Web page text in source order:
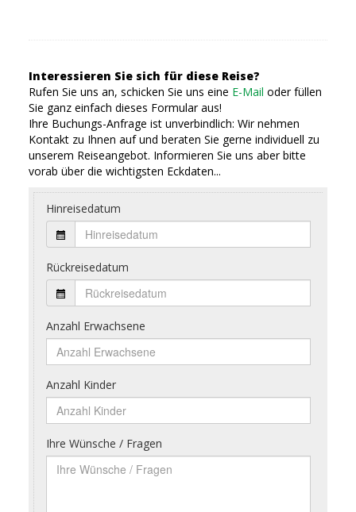
Interessieren Sie sich für diese Reise?
Rufen Sie uns an, schicken Sie uns eine E-Mail oder füllen
Sie ganz einfach dieses Formular aus!
Ihre Buchungs-Anfrage ist unverbindlich: Wir nehmen
Kontakt zu Ihnen auf und beraten Sie gerne individuell zu
unserem Reiseangebot. Informieren Sie uns aber bitte
vorab über die wichtigsten Eckdaten...